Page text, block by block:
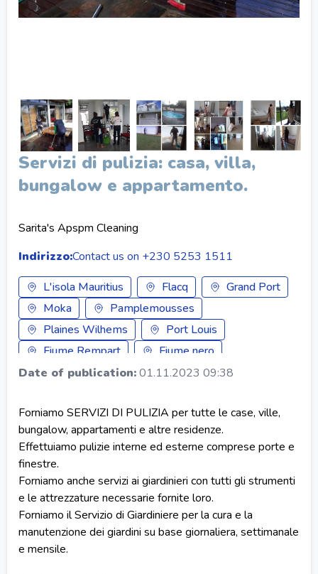
Servizi di pulizia: casa, villa,
bungalow e appartamento.
Sarita's Apspm Cleaning
Indirizzo:Contact us on +230 5253 1511
L'isola Mauritius
Flacq
Grand Port
Moka
Pamplemousses
Plaines Wilhems
Port Louis
Fiume Rempart
Fiume nero
Savanne
Date of publication:01.11.2023 09:38
Forniamo SERVIZI DI PULIZIA per tutte le case, ville,
bungalow, appartamenti e altre residenze.
Effettuiamo pulizie interne ed esterne comprese porte e
finestre.
Forniamo anche servizi ai giardinieri con tutti gli strumenti
e le attrezzature necessarie fornite loro.
Forniamo il Servizio di Giardiniere per la cura e la
manutenzione dei giardini su base giornaliera, settimanale
e mensile.